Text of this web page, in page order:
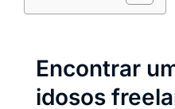
Encontrar
idosos